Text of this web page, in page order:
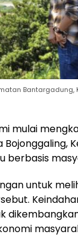
Bantargadung,
mulai
Bojonggaling,
berbasis
untuk